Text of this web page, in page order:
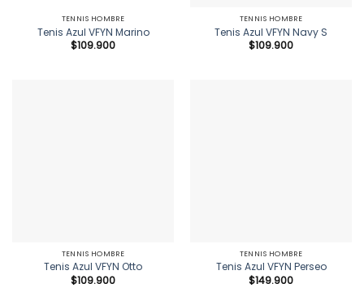
TENNIS HOMBRE
Tenis Azul VFYN Marino
$109.900
TENNIS HOMBRE
Tenis Azul VFYN Navy S
$109.900
TENNIS HOMBRE
Tenis Azul VFYN Otto
$109.900
TENNIS HOMBRE
Tenis Azul VFYN Perseo
$149.900